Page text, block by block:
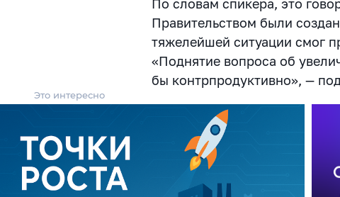
По словам спикера, это
Правительством были
тяжелейшей ситуации смог
«Поднятие вопроса об
бы контрпродуктивно», —
Это интересно